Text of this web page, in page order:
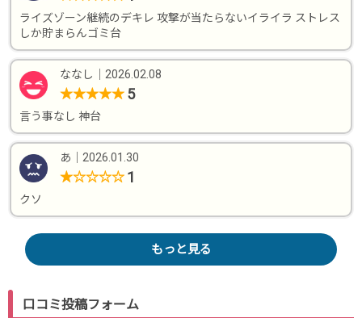
ライズゾーン継続のデキレ 攻撃が当たらないイライラ ストレス
しか貯まらんゴミ台
ななし 2026.02.08
★★★★★ 5
言う事なし 神台
あ 2026.01.30
★☆☆☆☆ 1
クソ
もっと見る
口コミ投稿フォーム